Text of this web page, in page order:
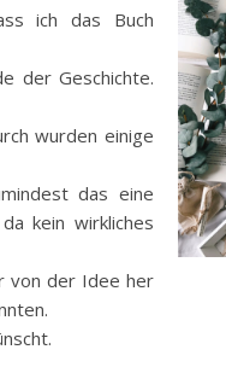
ich das Buch
der Geschichte.
wurden einige
das eine
kein wirkliches
von der Idee her